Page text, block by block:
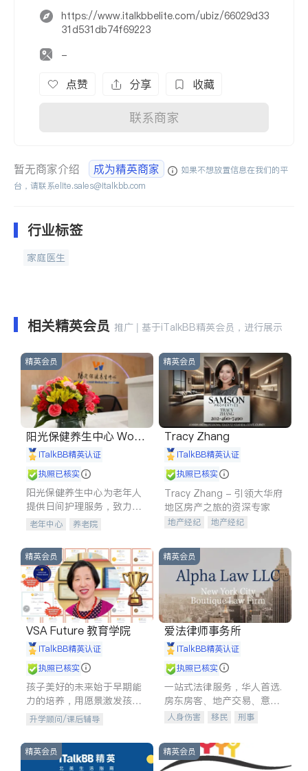
https://www.italkbbelite.com/ubiz/66029d33
31d531db74f69223
-
点赞 分享 收藏
联系商家
暂无商家介绍 成为精英商家
如果不想放置信息在我们的平
台，请联系elite.sales@italkbb.com
行业标签
家庭医生
相关精英会员 推广 | 基于iTalkBB精英会员，进行展示
精英会员
阳光保健养生中心 World
shine
iTalkBB精英认证
执照已核实
阳光保健养生中心为老年人
提供日间护理服务，致力于
通过持续的护理创新来有效
老年中心 养老院
精英会员
Tracy Zhang
iTalkBB精英认证
执照已核实
Tracy Zhang - 引领大华府
地区房产之旅的资深专家
地产经纪
地产经纪
商铺租售
精英会员
VSA Future 教育学院
iTalkBB精英认证
执照已核实
孩子美好的未来始于早期能
力的培养，用愿景激发孩子
的学习潜力和动力。理念：
拥有成长型心态是成功的基
石。
升学顾问/课后辅导
精英会员
爱法律师事务所
iTalkBB精英认证
执照已核实
一站式法律服务，华人首选.
房东房客、地产交易、意外
伤害、车祸重伤、商业诉
建筑合同、刑事案件全包办
人身伤害 移民
刑事
信托/遗嘱
商业
索赔
律师-其它 保释
精英会员 精英会员